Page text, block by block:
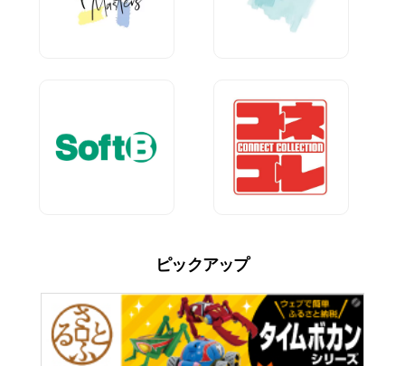
ピックアップ